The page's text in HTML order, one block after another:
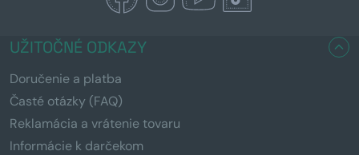
UŽITOČNÉ ODKAZY
Doručenie a platba
Časté otázky (FAQ)
Reklamácia a vrátenie tovaru
Informácie k darčekom